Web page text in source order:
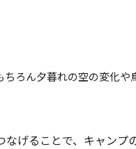
ろん夕暮れの空の変化や
げることで、キャンプ